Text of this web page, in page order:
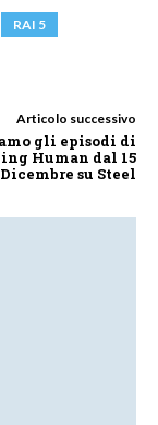
RAI 5
Articolo successivo
gli episodi di
Human dal 15
Dicembre su Steel